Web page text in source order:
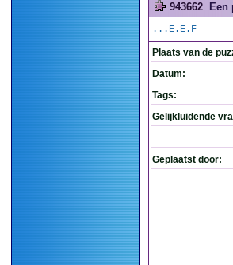
943662 Een
...E.E.F
Plaats van de
Datum:
Tags:
Gelijkluidende
Geplaatst door: